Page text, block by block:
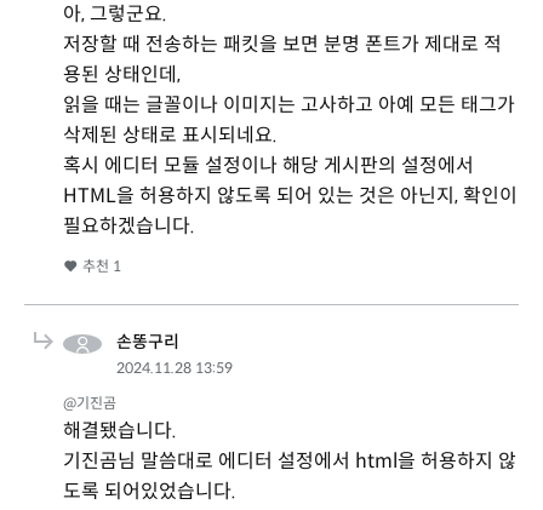
아, 그렇군요.
저장할 때 전송하는 패킷을 보면 분명 폰트가 제대로 적
용된 상태인데,
읽을 때는 글꼴이나 이미지는 고사하고 아예 모든 태그가
삭제된 상태로 표시되네요.
혹시 에디터 모듈 설정이나 해당 게시판의 설정에서
HTML을 허용하지 않도록 되어 있는 것은 아닌지, 확인이
필요하겠습니다.
추천 1
손똥구리
2024.11.28 13:59
@기진곰
해결됐습니다.
기진곰님 말씀대로 에디터 설정에서 html을 허용하지 않
도록 되어있었습니다.